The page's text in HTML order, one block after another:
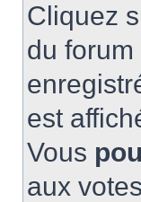
Cliquez
du forum
est
Vous
aux